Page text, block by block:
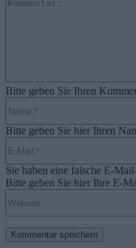
Bitte geben Sie Ihren
Bitte geben Sie hier Ihren
Sie haben eine falsche E-
Bitte geben Sie hier Ihre E-